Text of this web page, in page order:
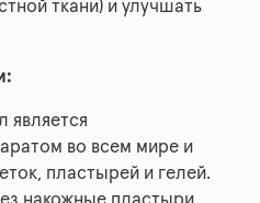
ткани) и улучшать
является
во всем мире и
пластырей и гелей.